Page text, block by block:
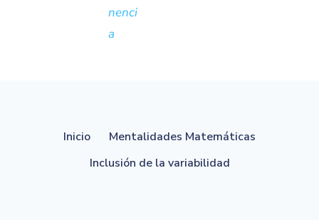
nenci
a
Inicio
Mentalidades Matemáticas
Inclusión de la variabilidad